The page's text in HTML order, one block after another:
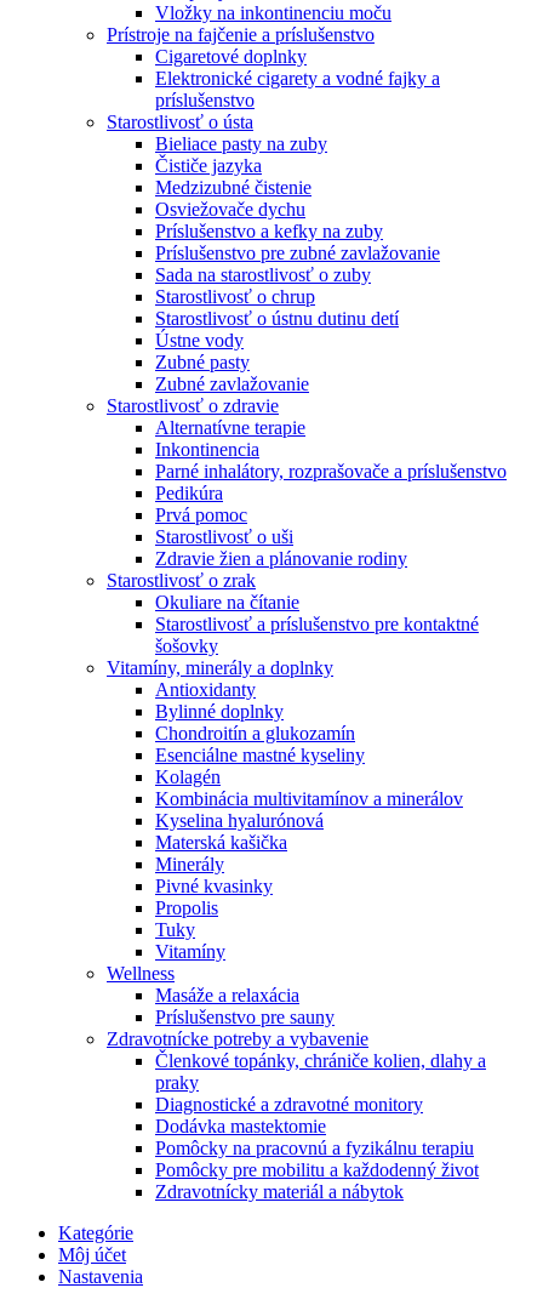
Vložky na inkontinenciu moču
Prístroje na fajčenie a príslušenstvo
Cigaretové doplnky
Elektronické cigarety a vodné fajky a
príslušenstvo
Starostlivosť o ústa
Bieliace pasty na zuby
Čističe jazyka
Medzizubné čistenie
Osviežovače dychu
Príslušenstvo a kefky na zuby
Príslušenstvo pre zubné zavlažovanie
Sada na starostlivosť o zuby
Starostlivosť o chrup
Starostlivosť o ústnu dutinu detí
Ústne vody
Zubné pasty
Zubné zavlažovanie
Starostlivosť o zdravie
Alternatívne terapie
Inkontinencia
Parné inhalátory, rozprašovače a príslušenstvo
Pedikúra
Prvá pomoc
Starostlivosť o uši
Zdravie žien a plánovanie rodiny
Starostlivosť o zrak
Okuliare na čítanie
Starostlivosť a príslušenstvo pre kontaktné
šošovky
Vitamíny, minerály a doplnky
Antioxidanty
Bylinné doplnky
Chondroitín a glukozamín
Esenciálne mastné kyseliny
Kolagén
Kombinácia multivitamínov a minerálov
Kyselina hyalurónová
Materská kašička
Minerály
Pivné kvasinky
Propolis
Tuky
Vitamíny
Wellness
Masáže a relaxácia
Príslušenstvo pre sauny
Zdravotnícke potreby a vybavenie
Členkové topánky, chrániče kolien, dlahy a
praky
Diagnostické a zdravotné monitory
Dodávka mastektomie
Pomôcky na pracovnú a fyzikálnu terapiu
Pomôcky pre mobilitu a každodenný život
Zdravotnícky materiál a nábytok
Kategórie
Môj účet
Nastavenia